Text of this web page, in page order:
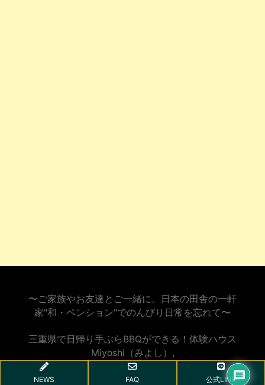
〜ご家族やお友達とご一緒に。日本の田舎の一軒
家"和・ペンション"でのんびり日常を忘れて〜
三重県で日帰り手ぶらBBQができる！体験ハウス
Miyoshi（みよし） ,
NEWS FAQ 公式LINE